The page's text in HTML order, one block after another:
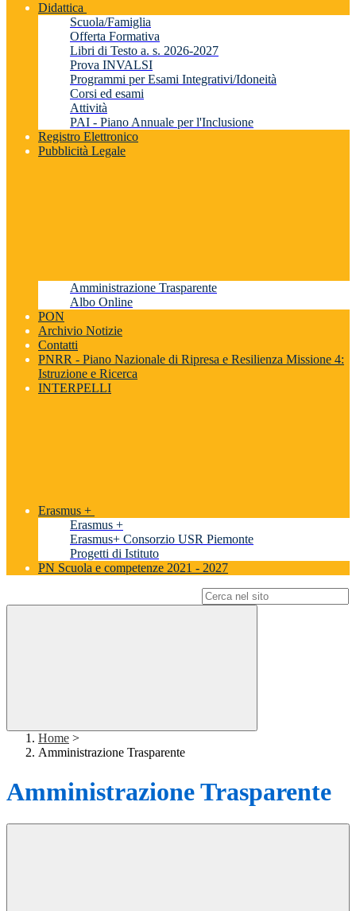
Didattica
Scuola/Famiglia
Offerta Formativa
Libri di Testo a. s. 2026-2027
Prova INVALSI
Programmi per Esami Integrativi/Idoneità
Corsi ed esami
Attività
PAI - Piano Annuale per l'Inclusione
Registro Elettronico
Pubblicità Legale
Amministrazione Trasparente
Albo Online
PON
Archivio Notizie
Contatti
PNRR - Piano Nazionale di Ripresa e Resilienza Missione 4:
Istruzione e Ricerca
INTERPELLI
Erasmus +
Erasmus +
Erasmus+ Consorzio USR Piemonte
Progetti di Istituto
PN Scuola e competenze 2021 - 2027
Home >
Amministrazione Trasparente
Amministrazione Trasparente